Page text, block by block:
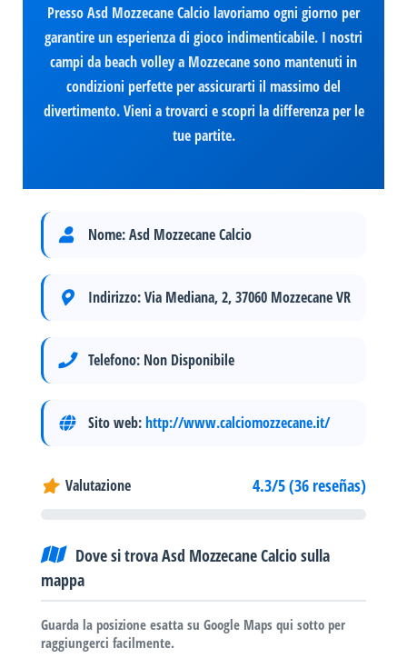
Presso Asd Mozzecane Calcio lavoriamo ogni giorno per
garantire un esperienza di gioco indimenticabile. I nostri
campi da beach volley a Mozzecane sono mantenuti in
condizioni perfette per assicurarti il massimo del
divertimento. Vieni a trovarci e scopri la differenza per le
tue partite.
Nome:Asd Mozzecane Calcio
Indirizzo:Via Mediana, 2, 37060 Mozzecane VR
Telefono: Non Disponibile
Sito web:http://www.calciomozzecane.it/
Valutazione 4.3/5 (36 reseñas)
Dove si trova Asd Mozzecane Calcio sulla
mappa
Guarda la posizione esatta su Google Maps qui sotto per
raggiungerci facilmente.